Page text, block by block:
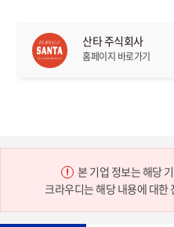
산타 주식회사
홈페이지 바로가기
본 기업 정보는 해당
크라우디는 해당 내용에 대한